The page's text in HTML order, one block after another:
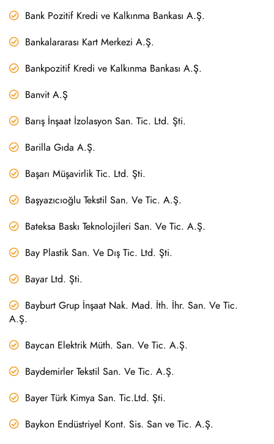
Bank Pozitif Kredi ve Kalkınma Bankası A.Ş.
Bankalararası Kart Merkezi A.Ş.
Bankpozitif Kredi ve Kalkınma Bankası A.Ş.
Banvit A.Ş
Barış İnşaat İzolasyon San. Tic. Ltd. Şti.
Barilla Gıda A.Ş.
Başarı Müşavirlik Tic. Ltd. Şti.
Başyazıcıoğlu Tekstil San. Ve Tic. A.Ş.
Bateksa Baskı Teknolojileri San. Ve Tic. A.Ş.
Bay Plastik San. Ve Dış Tic. Ltd. Şti.
Bayar Ltd. Şti.
Bayburt Grup İnşaat Nak. Mad. İth. İhr. San. Ve Tic.
A.Ş.
Baycan Elektrik Müth. San. Ve Tic. A.Ş.
Baydemirler Tekstil San. Ve Tic. A.Ş.
Bayer Türk Kimya San. Tic.Ltd. Şti.
Baykon Endüstriyel Kont. Sis. San ve Tic. A.Ş.